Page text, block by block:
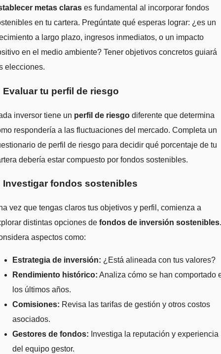
metas claras es fundamental al incorporar fondos
en tu cartera. Pregúntate qué esperas lograr: ¿es un
a largo plazo, ingresos inmediatos, o un impacto
en el medio ambiente? Tener objetivos concretos guiará
elecciones.
Evaluar tu perfil de riesgo
inversor tiene un perfil de riesgo diferente que determina
respondería a las fluctuaciones del mercado. Completa un
de perfil de riesgo para decidir qué porcentaje de tu
debería estar compuesto por fondos sostenibles.
Investigar fondos sostenibles
vez que tengas claros tus objetivos y perfil, comienza a
distintas opciones de fondos de inversión sostenibles.
aspectos como:
Estrategia de inversión: ¿Está alineada con tus valores?
Rendimiento histórico: Analiza cómo se han comportado
los últimos años.
Comisiones: Revisa las tarifas de gestión y otros costos
asociados.
Gestores de fondos: Investiga la reputación y experiencia
del equipo gestor.